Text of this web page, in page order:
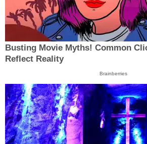
Busting Movie Myths! Common
Reflect Reality
Brainberries